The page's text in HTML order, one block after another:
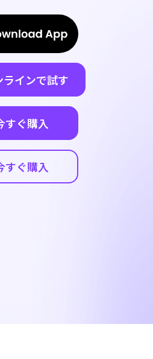
ラインで試す
すぐ購入
すぐ購入